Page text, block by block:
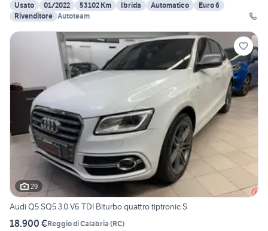
Usato
01/2022 53102 Km Ibrida Automatico
Euro 6
Rivenditore Autoteam
29
Audi Q5 SQ5 3.0 V6 TDI Biturbo quattro tiptronic S
18.900 €Reggio di Calabria (RC)